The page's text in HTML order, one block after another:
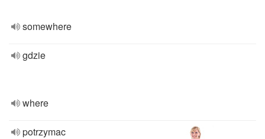
somewhere
gdzie
where
potrzymac